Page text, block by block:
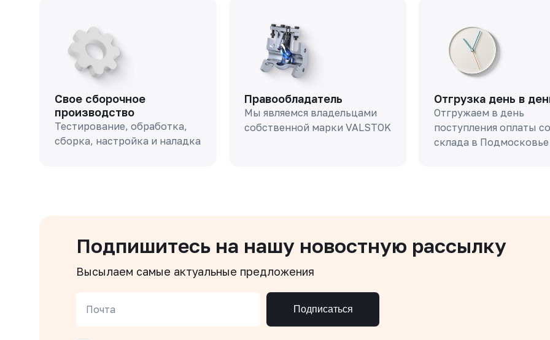
Свое сборочное
производство
Тестирование, обработка,
сборка, настройка и наладка
Правообладатель
Мы являемся владельцами
собственной марки VALSTOK
Отгрузка день в
Отгружаем в день
поступления оплаты со
склада в Подмосковье
Подпишитесь на нашу новостную рассылку
Высылаем самые актуальные предложения
Почта Подписаться